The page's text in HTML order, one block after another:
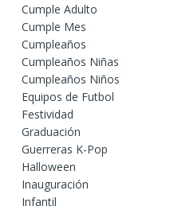
Cumple Adulto
Cumple Mes
Cumpleaños
Cumpleaños Niñas
Cumpleaños Niños
Equipos de Futbol
Festividad
Graduación
Guerreras K-Pop
Halloween
Inauguración
Infantil